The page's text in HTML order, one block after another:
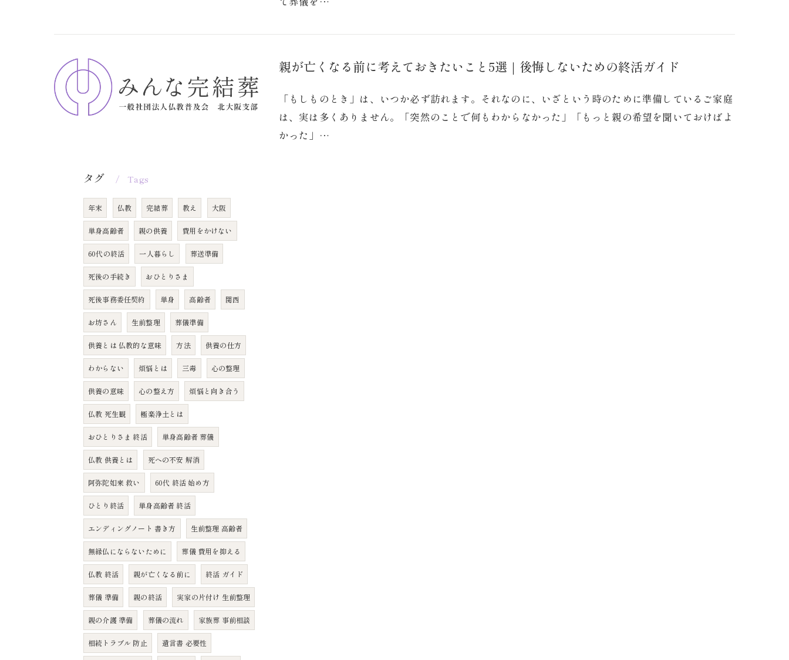
親が亡くなる前に考えておきたいこと5選｜後悔しないための終活ガイド
「もしものとき」は、いつか必ず訪れます。それなのに、いざという時のために準備しているご家庭
は、実は多くありません。「突然のことで何もわからなかった」「もっと親の希望を聞いておけばよ
かった」…
タグ Tags
年末 仏教 完結葬 教え 大阪
単身高齢者 親の供養 費用をかけない
60代の終活 一人暮らし 葬送準備
死後の手続き おひとりさま
死後事務委任契約 単身 高齢者 関西
お坊さん 生前整理 葬儀準備
供養とは 仏教的な意味 方法 供養の仕方
わからない 煩悩とは 三毒 心の整理
供養の意味 心の整え方 煩悩と向き合う
仏教 死生観 極楽浄土とは
おひとりさま 終活 単身高齢者 葬儀
仏教 供養とは 死への不安 解消
阿弥陀如来 救い 60代 終活 始め方
ひとり終活 単身高齢者 終活
エンディングノート 書き方 生前整理 高齢者
無縁仏にならないために 葬儀 費用を抑える
仏教 終活 親が亡くなる前に 終活 ガイド
葬儀 準備 親の終活 実家の片付け 生前整理
親の介護 準備 葬儀の流れ 家族葬 事前相談
相続トラブル 防止 遺言書 必要性